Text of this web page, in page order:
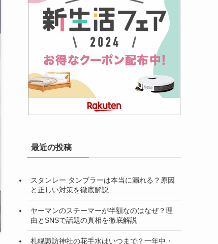
最近の投稿
スタンレー タンブラーは本当に漏れる？原因
と正しい対策を徹底解説
ヤーマンのスチーマーが半額なのはなぜ？理
由とSNSで話題の真相を徹底解説
札幌諏訪神社の花手水はいつまで？一年中・